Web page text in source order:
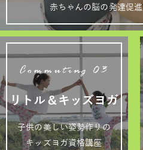
赤ちゃんの脳の発達促
Commuting 03
リトル＆キッズヨガ
子供の美しい姿勢作りの
キッズヨガ資格講座